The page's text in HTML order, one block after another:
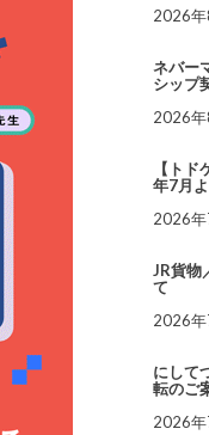
2026年
ネバー
シップ
2026年
【ト
年7月
2026
JR貨物
て
2026
にして
転のご
2026